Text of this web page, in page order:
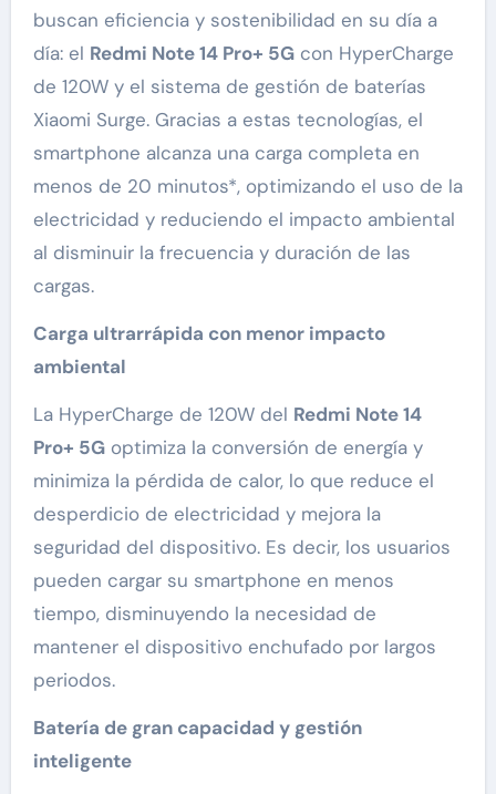
buscan eficiencia y sostenibilidad en su día a
día: el Redmi Note 14 Pro+ 5Gcon HyperCharge
de 120W y el sistema de gestión de baterías
Xiaomi Surge. Gracias a estas tecnologías, el
smartphone alcanza una carga completa en
menos de 20 minutos*, optimizando el uso de la
electricidad y reduciendo el impacto ambiental
al disminuir la frecuencia y duración de las
cargas.
Carga ultrarrápida con menor impacto
ambiental
La HyperCharge de 120W del Redmi Note 14
Pro+ 5Goptimiza la conversión de energía y
minimiza la pérdida de calor, lo que reduce el
desperdicio de electricidad y mejora la
seguridad del dispositivo. Es decir, los usuarios
pueden cargar su smartphone en menos
tiempo, disminuyendo la necesidad de
mantener el dispositivo enchufado por largos
periodos.
Batería de gran capacidad y gestión
inteligente